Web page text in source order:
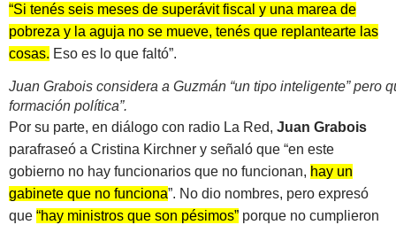
“Si tenés seis meses de superávit fiscal y una marea de
pobreza y la aguja no se mueve, tenés que replantearte las
cosas. Eso es lo que faltó”.
Juan Grabois considera a Guzmán “un tipo inteligente” pero
formación política”.
Por su parte, en diálogo con radio La Red, Juan Grabois
parafraseó a Cristina Kirchner y señaló que “en este
gobierno no hay funcionarios que no funcionan, hay un
gabinete que no funciona”. No dio nombres, pero expresó
que “hay ministros que son pésimos” porque no cumplieron